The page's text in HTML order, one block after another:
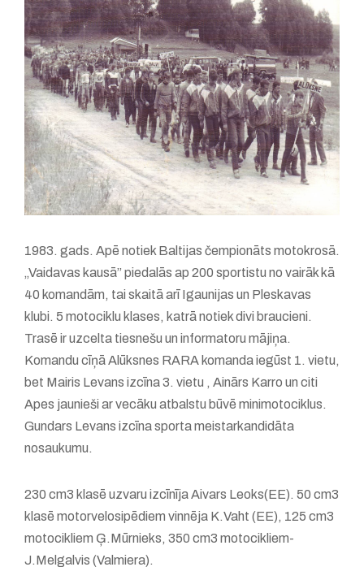
1983. gads. Apē notiek Baltijas čempionāts motokrosā.
„Vaidavas kausā” piedalās ap 200 sportistu no vairāk kā
40 komandām, tai skaitā arī Igaunijas un Pleskavas
klubi. 5 motociklu klases, katrā notiek divi braucieni.
Trasē ir uzcelta tiesnešu un informatoru mājiņa.
Komandu cīņā Alūksnes RARA komanda iegūst 1. vietu,
bet Mairis Levans izcīna 3. vietu , Ainārs Karro un citi
Apes jaunieši ar vecāku atbalstu būvē minimotociklus.
Gundars Levans izcīna sporta meistarkandidāta
nosaukumu.
230 cm3 klasē uzvaru izcīnīja Aivars Leoks(EE). 50 cm3
klasē motorvelosipēdiem vinnēja K.Vaht (EE), 125 cm3
motocikliem Ģ.Mūrnieks, 350 cm3 motocikliem-
J.Melgalvis (Valmiera).